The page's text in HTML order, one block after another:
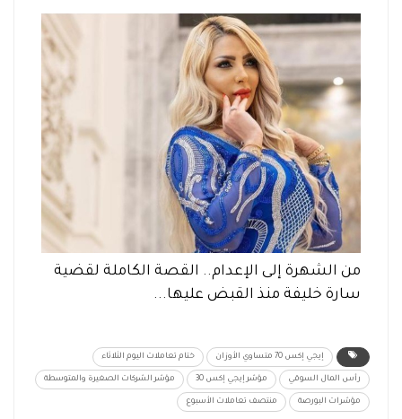
من الشهرة إلى الإعدام.. القصة الكاملة لقضية
سارة خليفة منذ القبض عليها...
إيجي إكس 70 متساوي الأوزان ختام تعاملات اليوم الثلاثاء
رأس المال السوقي مؤشر إيجي إكس 30 مؤشر الشركات الصغيرة والمتوسطة
مؤشرات البورصة منتصف تعاملات الأسبوع